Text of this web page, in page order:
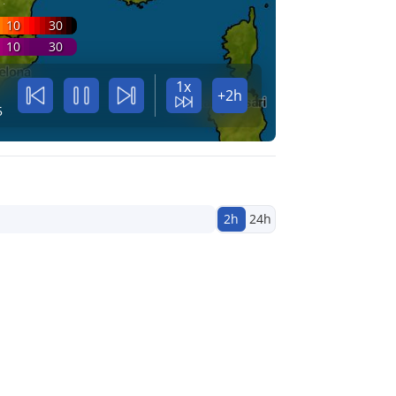
10
30
10
30
1x +2h
2h 24h